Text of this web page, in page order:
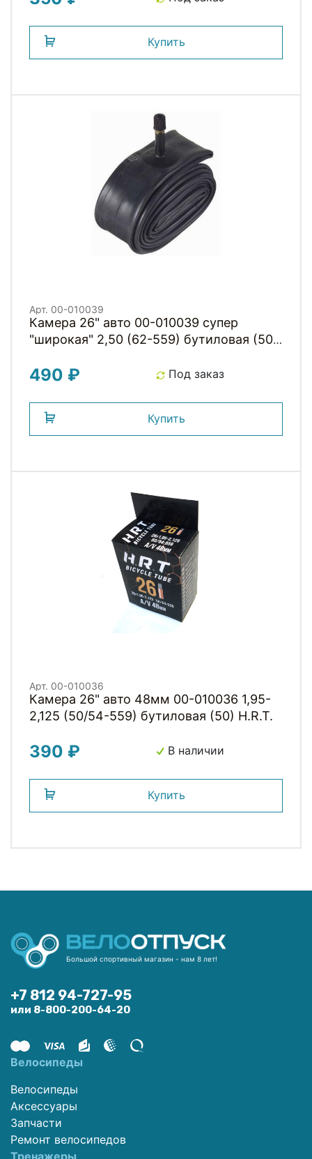
Купить
Арт. 00-010039
Камера 26" авто 00-010039 супер
"широкая" 2,50 (62-559) бутиловая (50)
490 ₽ Под заказ
Купить
Арт. 00-010036
Камера 26" авто 48мм 00-010036 1,95-
2,125 (50/54-559) бутиловая (50) H.R.T.
390 ₽ В наличии
Купить
Большой спортивный магазин - нам 8 лет!
+7 812 94-727-95
или 8-800-200-64-20
Велосипеды
Велосипеды
Аксессуары
Запчасти
Ремонт велосипедов